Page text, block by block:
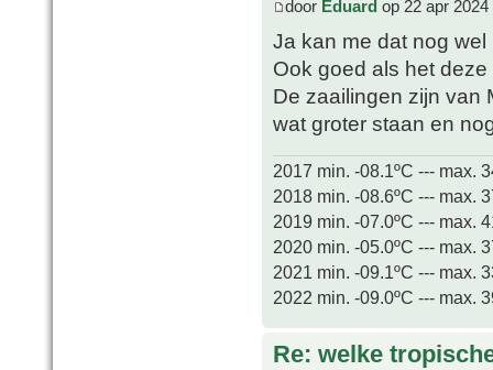
door Eduard op 22 apr 2024
Ja kan me dat nog
Ook goed als het deze
De zaailingen zijn van
wat groter staan en
2017 min. -08.1ºC --- max.
2018 min. -08.6ºC --- max.
2019 min. -07.0ºC --- max.
2020 min. -05.0ºC --- max.
2021 min. -09.1ºC --- max.
2022 min. -09.0ºC --- max.
Re: welke